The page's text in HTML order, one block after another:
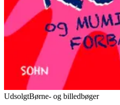
UdsolgtBørne- og billedbøger